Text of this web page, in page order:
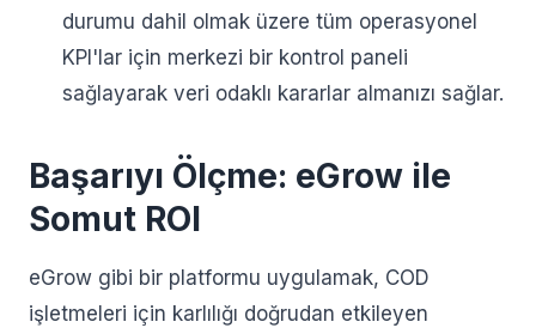
durumu dahil olmak üzere tüm operasyonel
KPI'lar için merkezi bir kontrol paneli
sağlayarak veri odaklı kararlar almanızı sağlar.
Başarıyı Ölçme: eGrow ile
Somut ROI
eGrow gibi bir platformu uygulamak, COD
işletmeleri için karlılığı doğrudan etkileyen